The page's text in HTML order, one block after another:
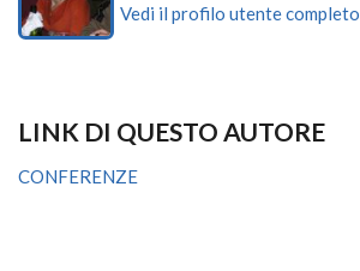
Vedi il profilo utente completo
LINK DI QUESTO AUTORE
CONFERENZE